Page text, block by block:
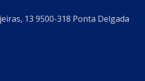
13 9500-318 Ponta Delgada